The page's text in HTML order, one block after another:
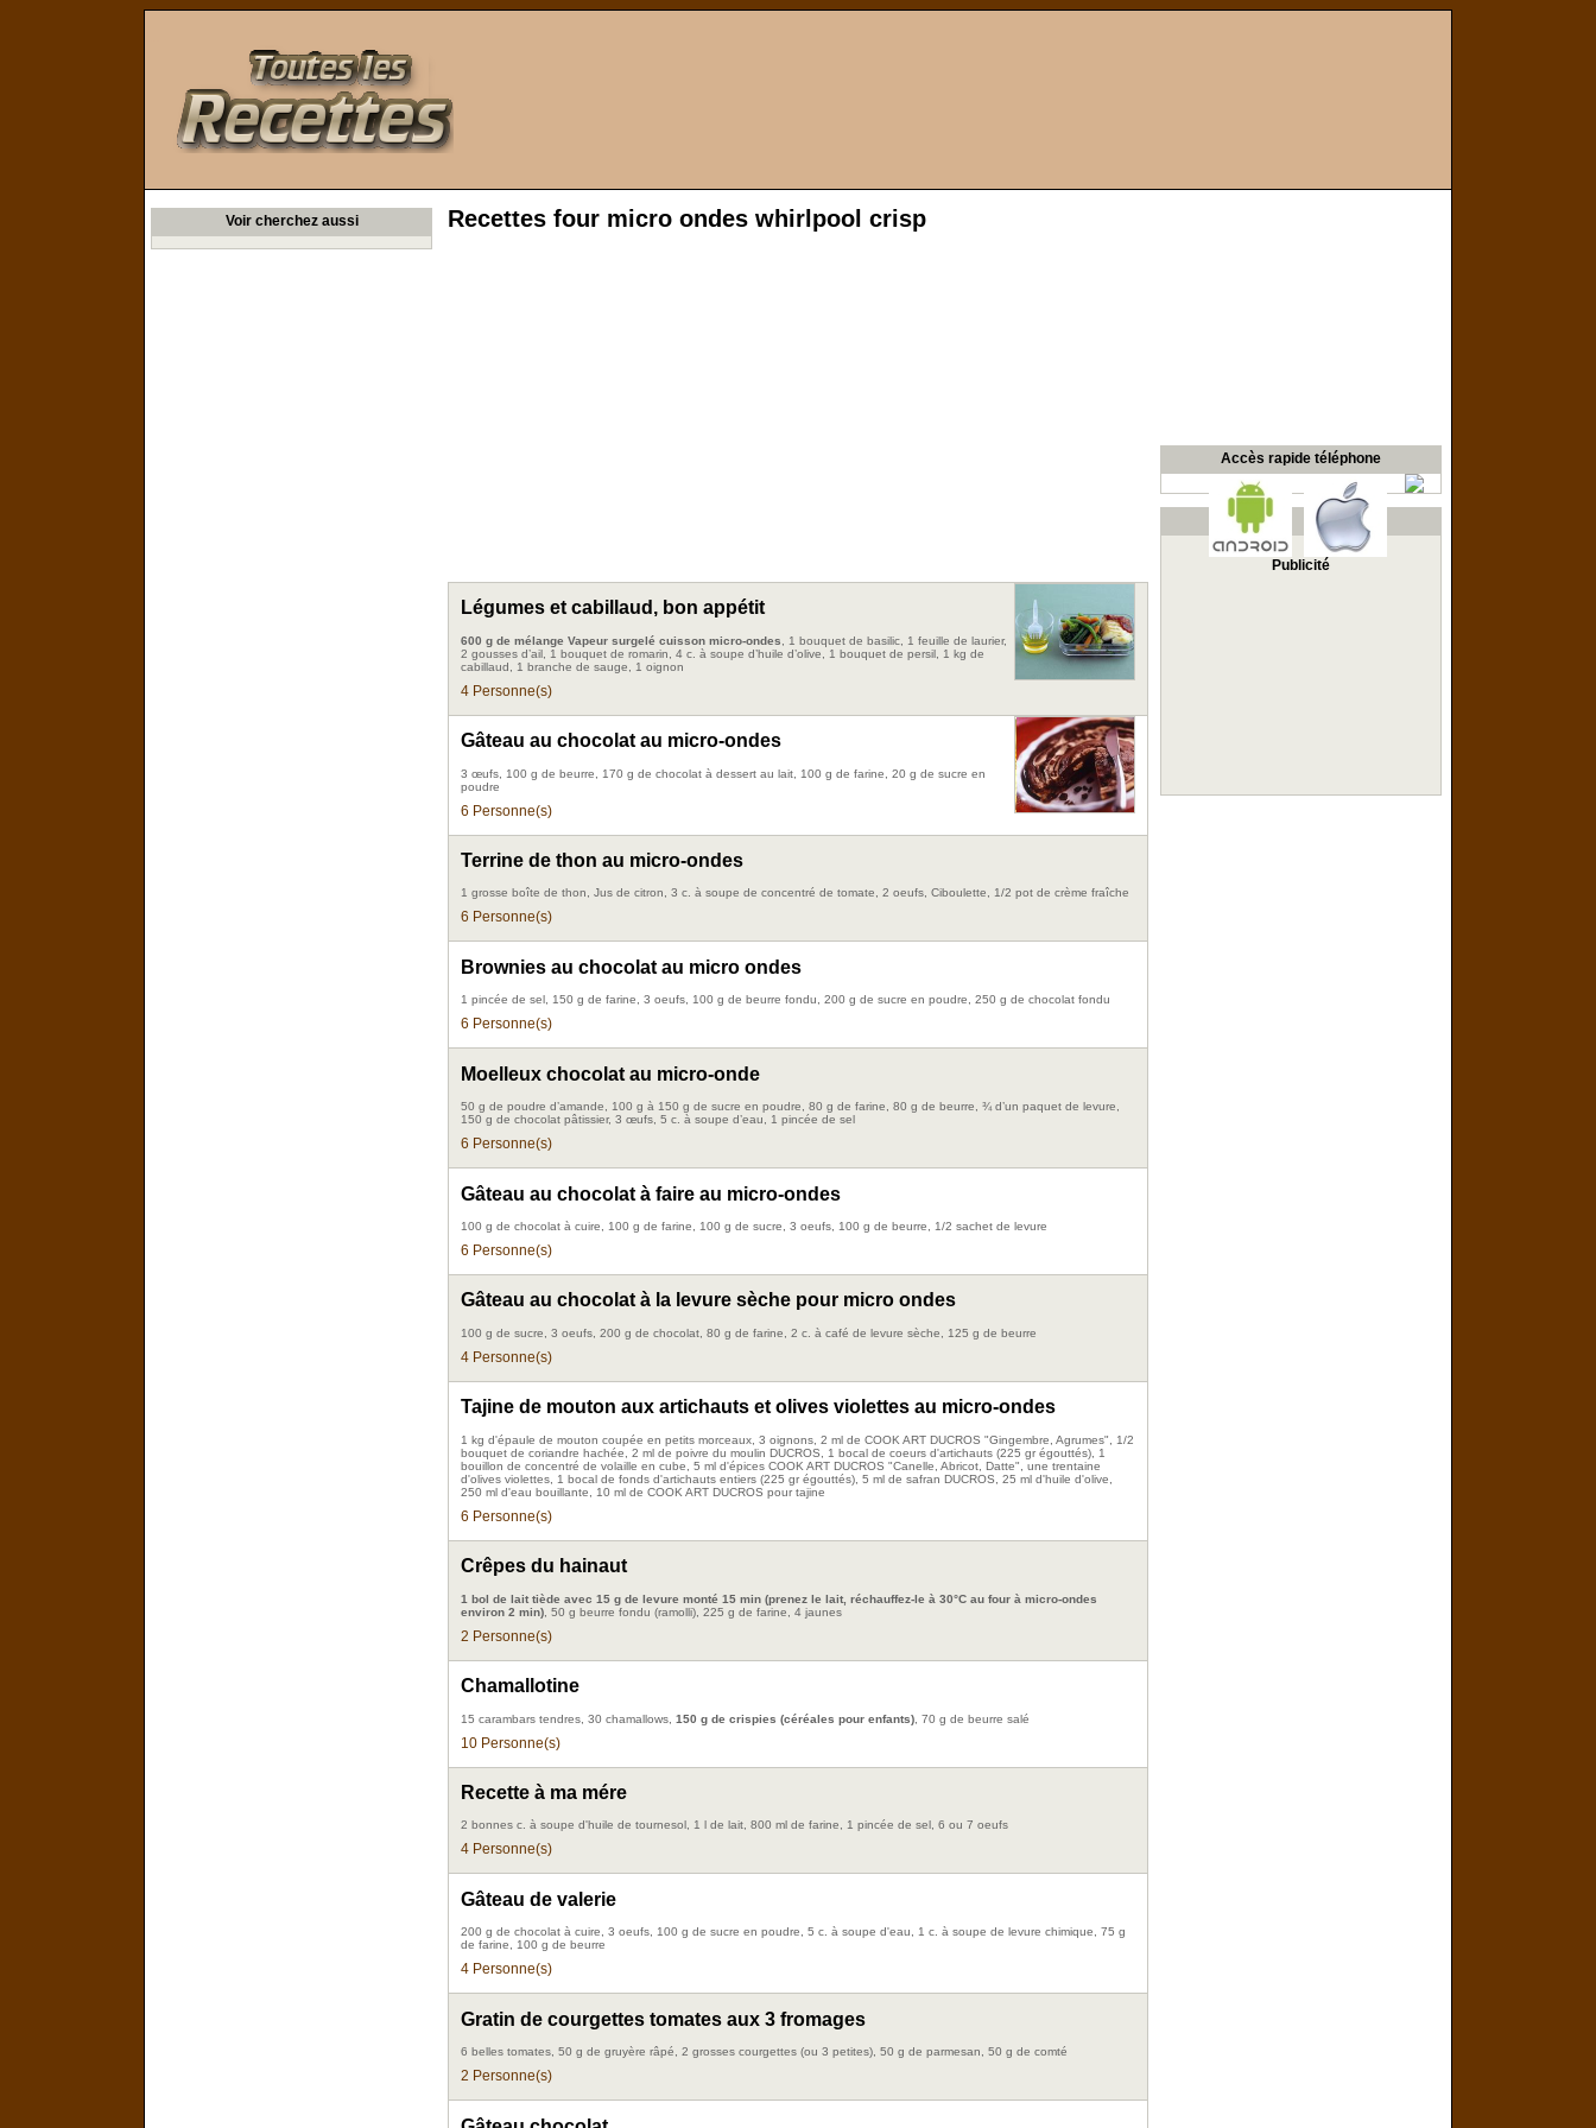
Voir cherchez aussi Recettes four micro ondes whirlpool crisp
Légumes et cabillaud, bon appétit
600 g de mélange Vapeur surgelé cuisson micro-ondes , 1 bouquet de basilic, 1 feuille de laurier,
2 gousses d’ail, 1 bouquet de romarin, 4 c. à soupe d’huile d’olive, 1 bouquet de persil, 1 kg de
cabillaud, 1 branche de sauge, 1 oignon
4 Personne(s)
Gâteau au chocolat au micro-ondes
3 œufs, 100 g de beurre, 170 g de chocolat à dessert au lait, 100 g de farine, 20 g de sucre en
poudre
6 Personne(s)
Terrine de thon au micro-ondes
1 grosse boîte de thon, Jus de citron, 3 c. à soupe de concentré de tomate, 2 oeufs, Ciboulette, 1/2 pot de crème fraîche
6 Personne(s)
Brownies au chocolat au micro ondes
1 pincée de sel, 150 g de farine, 3 oeufs, 100 g de beurre fondu, 200 g de sucre en poudre, 250 g de chocolat fondu
6 Personne(s)
Moelleux chocolat au micro-onde
50 g de poudre d’amande, 100 g à 150 g de sucre en poudre, 80 g de farine, 80 g de beurre, ¾ d’un paquet de levure,
150 g de chocolat pâtissier, 3 œufs, 5 c. à soupe d’eau, 1 pincée de sel
6 Personne(s)
Gâteau au chocolat à faire au micro-ondes
100 g de chocolat à cuire, 100 g de farine, 100 g de sucre, 3 oeufs, 100 g de beurre, 1/2 sachet de levure
6 Personne(s)
Gâteau au chocolat à la levure sèche pour micro ondes
100 g de sucre, 3 oeufs, 200 g de chocolat, 80 g de farine, 2 c. à café de levure sèche, 125 g de beurre
4 Personne(s)
Tajine de mouton aux artichauts et olives violettes au micro-ondes
1 kg d'épaule de mouton coupée en petits morceaux, 3 oignons, 2 ml de COOK ART DUCROS "Gingembre, Agrumes", 1/2
bouquet de coriandre hachée, 2 ml de poivre du moulin DUCROS, 1 bocal de coeurs d'artichauts (225 gr égouttés), 1
bouillon de concentré de volaille en cube, 5 ml d'épices COOK ART DUCROS "Canelle, Abricot, Datte", une trentaine
d'olives violettes, 1 bocal de fonds d'artichauts entiers (225 gr égouttés), 5 ml de safran DUCROS, 25 ml d'huile d'olive,
250 ml d'eau bouillante, 10 ml de COOK ART DUCROS pour tajine
6 Personne(s)
Crêpes du hainaut
1 bol de lait tiède avec 15 g de levure monté 15 min (prenez le lait, réchauffez-le à 30°C au four à micro-ondes
environ 2 min) , 50 g beurre fondu (ramolli), 225 g de farine, 4 jaunes
2 Personne(s)
Chamallotine
15 carambars tendres, 30 chamallows, 150 g de crispies (céréales pour enfants) , 70 g de beurre salé
10 Personne(s)
Recette à ma mére
2 bonnes c. à soupe d'huile de tournesol, 1 l de lait, 800 ml de farine, 1 pincée de sel, 6 ou 7 oeufs
4 Personne(s)
Gâteau de valerie
200 g de chocolat à cuire, 3 oeufs, 100 g de sucre en poudre, 5 c. à soupe d'eau, 1 c. à soupe de levure chimique, 75 g
de farine, 100 g de beurre
4 Personne(s)
Gratin de courgettes tomates aux 3 fromages
6 belles tomates, 50 g de gruyère râpé, 2 grosses courgettes (ou 3 petites), 50 g de parmesan, 50 g de comté
2 Personne(s)
Accès rapide téléphone
Publicité